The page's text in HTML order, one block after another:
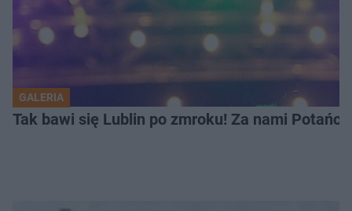
GALERIA
Tak bawi się Lublin po zmroku! Za nami